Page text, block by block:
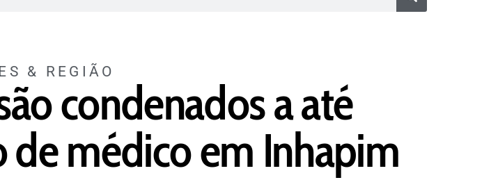
& REGIÃO
condenados a até
de médico em Inhapim